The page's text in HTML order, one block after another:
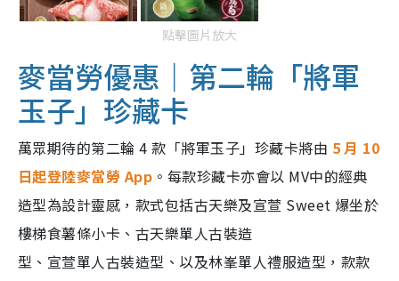
點擊圖片放大
麥當勞優惠｜第二輪「將軍
玉子」珍藏卡
萬眾期待的第二輪 4 款「將軍玉子」珍藏卡將由 5 月 10
日起登陸麥當勞 App 。每款珍藏卡亦會以 MV中的經典
造型為設計靈感，款式包括古天樂及宣萱 Sweet 爆坐於
樓梯食薯條小卡、古天樂單人古裝造
型、宣萱單人古裝造型、以及林峯單人禮服造型，款款